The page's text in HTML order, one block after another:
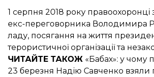
1 серпня 2018 року правоохоронці
екс-переговорника Володимира
ладу, посягання на життя
терористичної організації та
ЧИТАЙТЕ ТАКОЖ «Бабах»: у чому
23 березня Надію Савченко взяли